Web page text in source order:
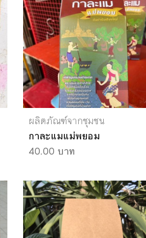
ผลิตภัณฑ์จากชุมชน
กาละแมแม่พยอม
40.00 บาท